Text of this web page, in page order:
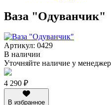
Ваза "Одуванчик"
Артикул: 0429
В наличии
Уточняйте наличие у
4 290 ₽
В избранное